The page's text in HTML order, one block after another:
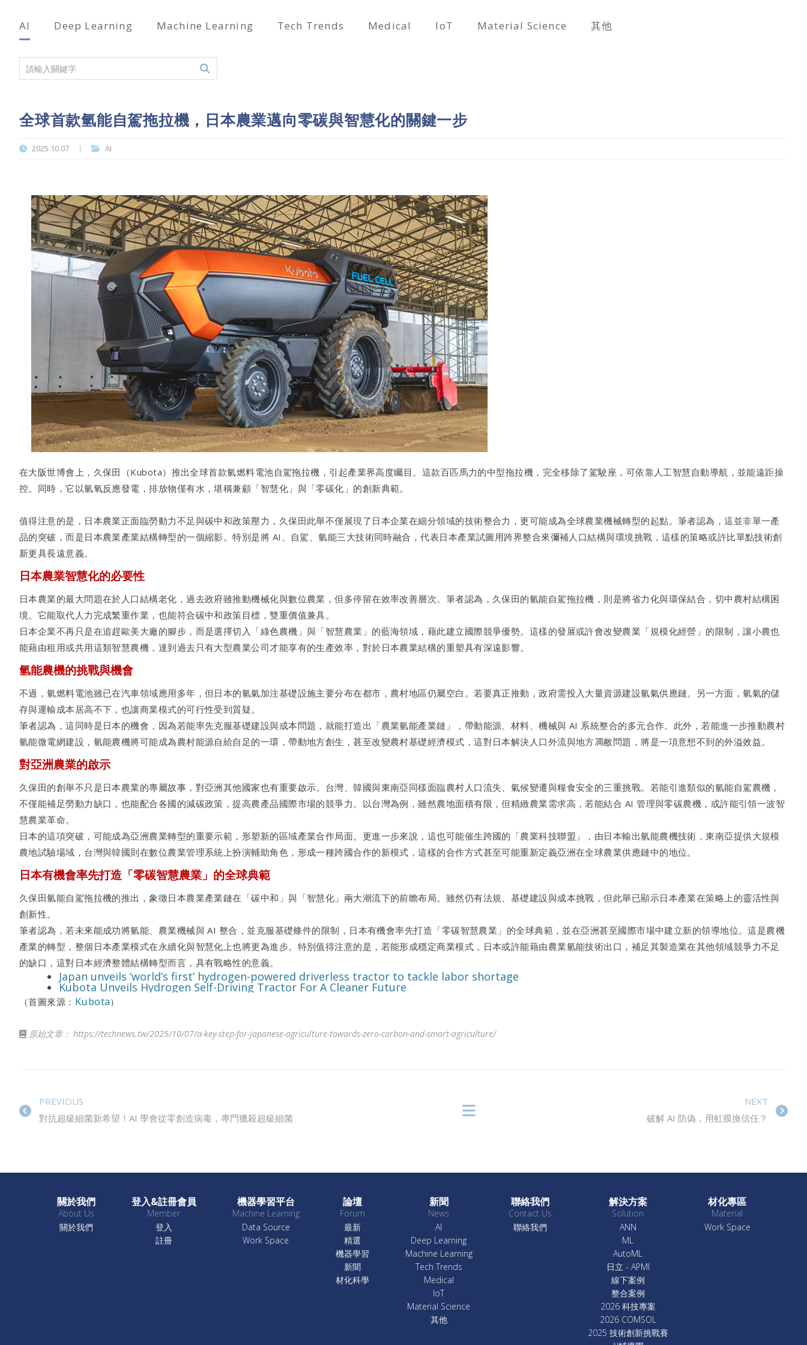
AI Deep Learning Machine Learning Tech Trends Medical IoT Material Science 其他
全球首款氫能自駕拖拉機，日本農業邁向零碳與智慧化的關鍵一步
2025.10.07 | AI
在大阪世博會上，久保田（Kubota）推出全球首款氫燃料電池自駕拖拉機，引起產業界高度矚目。這款百匹馬力的中型拖拉機，完全移除了駕駛座，可依靠人工智慧自動導航，並能遠距操
控。同時，它以氫氧反應發電，排放物僅有水，堪稱兼顧「智慧化」與「零碳化」的創新典範。
值得注意的是，日本農業正面臨勞動力不足與碳中和政策壓力，久保田此舉不僅展現了日本企業在細分領域的技術整合力，更可能成為全球農業機械轉型的起點。筆者認為，這並非單一產
品的突破，而是日本農業產業結構轉型的一個縮影。特別是將 AI、自駕、氫能三大技術同時融合，代表日本產業試圖用跨界整合來彌補人口結構與環境挑戰，這樣的策略或許比單點技術創
新更具長遠意義。
日本農業智慧化的必要性
日本農業的最大問題在於人口結構老化，過去政府雖推動機械化與數位農業，但多停留在效率改善層次。筆者認為，久保田的氫能自駕拖拉機，則是將省力化與環保結合，切中農村結構困
境。它能取代人力完成繁重作業，也能符合碳中和政策目標，雙重價值兼具。
日本企業不再只是在追趕歐美大廠的腳步，而是選擇切入「綠色農機」與「智慧農業」的藍海領域，藉此建立國際競爭優勢。這樣的發展或許會改變農業「規模化經營」的限制，讓小農也
能藉由租用或共用這類智慧農機，達到過去只有大型農業公司才能享有的生產效率，對於日本農業結構的重塑具有深遠影響。
氫能農機的挑戰與機會
不過，氫燃料電池雖已在汽車領域應用多年，但日本的氫氣加注基礎設施主要分布在都市，農村地區仍屬空白。若要真正推動，政府需投入大量資源建設氫氣供應鏈。另一方面，氫氣的儲
存與運輸成本居高不下，也讓商業模式的可行性受到質疑。
筆者認為，這同時是日本的機會，因為若能率先克服基礎建設與成本問題，就能打造出「農業氫能產業鏈」，帶動能源、材料、機械與 AI 系統整合的多元合作。此外，若能進一步推動農村
氫能微電網建設，氫能農機將可能成為農村能源自給自足的一環，帶動地方創生，甚至改變農村基礎經濟模式，這對日本解決人口外流與地方凋敝問題，將是一項意想不到的外溢效益。
對亞洲農業的啟示
久保田的創舉不只是日本農業的專屬故事，對亞洲其他國家也有重要啟示。台灣、韓國與東南亞同樣面臨農村人口流失、氣候變遷與糧食安全的三重挑戰。若能引進類似的氫能自駕農機，
不僅能補足勞動力缺口，也能配合各國的減碳政策，提高農產品國際市場的競爭力。以台灣為例，雖然農地面積有限，但精緻農業需求高，若能結合 AI 管理與零碳農機，或許能引領一波智
慧農業革命。
日本的這項突破，可能成為亞洲農業轉型的重要示範，形塑新的區域產業合作局面。更進一步來說，這也可能催生跨國的「農業科技聯盟」，由日本輸出氫能農機技術，東南亞提供大規模
農地試驗場域，台灣與韓國則在數位農業管理系統上扮演輔助角色，形成一種跨國合作的新模式，這樣的合作方式甚至可能重新定義亞洲在全球農業供應鏈中的地位。
日本有機會率先打造「零碳智慧農業」的全球典範
久保田氫能自駕拖拉機的推出，象徵日本農業產業鏈在「碳中和」與「智慧化」兩大潮流下的前瞻布局。雖然仍有法規、基礎建設與成本挑戰，但此舉已顯示日本產業在策略上的靈活性與
創新性。
筆者認為，若未來能成功將氫能、農業機械與 AI 整合，並克服基礎條件的限制，日本有機會率先打造「零碳智慧農業」的全球典範，並在亞洲甚至國際市場中建立新的領導地位。這是農機
產業的轉型，整個日本產業模式在永續化與智慧化上也將更為進步。特別值得注意的是，若能形成穩定商業模式，日本或許能藉由農業氫能技術出口，補足其製造業在其他領域競爭力不足
的缺口，這對日本經濟整體結構轉型而言，具有戰略性的意義。
Japan unveils ‘world’s first’ hydrogen-powered driverless tractor to tackle labor shortage
Kubota Unveils Hydrogen Self-Driving Tractor For A Cleaner Future
（首圖來源： Kubota）
原始文章： https://technews.tw/2025/10/07/a-key-step-for-japanese-agriculture-towards-zero-carbon-and-smart-agriculture/
PREVIOUS
對抗超級細菌新希望！AI 學會從零創造病毒，專門獵殺超級細菌
NEXT
破解 AI 防偽，用虹膜換信任？
關於我們
About Us
關於我們
登入&註冊會員
Member
登入
註冊
機器學習平台
Machine Learning
Data Source
Work Space
論壇
Forum
最新
精選
機器學習
新聞
材化科學
新聞
News
AI
Deep Learning
Machine Learning
Tech Trends
Medical
IoT
Material Science
其他
聯絡我們
Contact Us
聯絡我們
解決方案
Solution
ANN
ML
AutoML
日立 - APMI
線下案例
整合案例
2026 科技專案
2026 COMSOL
2025 技術創新挑戰賽
材化專區
Material
Work Space